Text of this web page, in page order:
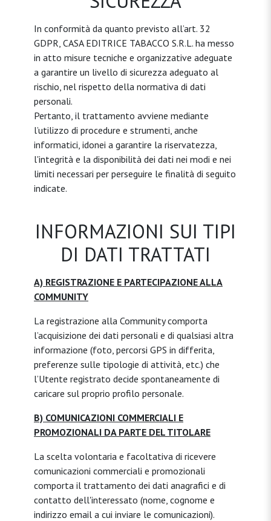
In conformità da quanto previsto all’art. 32
GDPR, CASA EDITRICE TABACCO S.R.L. ha messo
in atto misure tecniche e organizzative adeguate
a garantire un livello di sicurezza adeguato al
rischio, nel rispetto della normativa di dati
personali.
Pertanto, il trattamento avviene mediante
l’utilizzo di procedure e strumenti, anche
informatici, idonei a garantire la riservatezza,
l'integrità e la disponibilità dei dati nei modi e nei
limiti necessari per perseguire le finalità di seguito
indicate.
INFORMAZIONI SUI TIPI
DI DATI TRATTATI
A) REGISTRAZIONE E PARTECIPAZIONE ALLA
COMMUNITY
La registrazione alla Community comporta
l’acquisizione dei dati personali e di qualsiasi altra
informazione (foto, percorsi GPS in differita,
preferenze sulle tipologie di attività, etc.) che
l’Utente registrato decide spontaneamente di
caricare sul proprio profilo personale.
B) COMUNICAZIONI COMMERCIALI E
PROMOZIONALI DA PARTE DEL TITOLARE
La scelta volontaria e facoltativa di ricevere
comunicazioni commerciali e promozionali
comporta il trattamento dei dati anagrafici e di
contatto dell'interessato (nome, cognome e
indirizzo email a cui inviare le comunicazioni).